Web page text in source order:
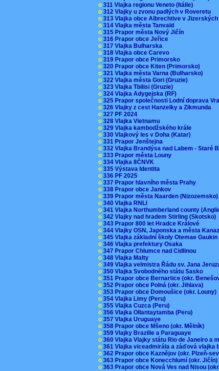
o 311 Vlajka regionu Veneto (Itálie)
o 312 Vlajky u zvonu padlých v Roveretu
o 313 Vlajka obce Albrechtive v
o 314 Vlajka města Tanvald
o 315 Prapor města Nový Jičín
o 316 Prapor obce Jeřice
o 317 Vlajka Bulharska
o 318 Vlajka obce Carevo
o 319 Prapor obce Primorsko
o 320 Prapor obce Kiten (Primorsko)
o 321 Vlajka města Varna (Bulharsko)
o 322 Vlajka města Gori (Gruzie)
o 323 Vlajka Tbilisi (Gruzie)
o 324 Vlajka Adygejska (RF)
o 325 Prapor společnosti Lodní doprava
o 326 Vlajky z cest Hanzelky a Zikmunda
o 327 PF 2024
o 328 Vlajka Vietnamu
o 329 Vlajka kambodžského krále
o 330 Vlajkový les v Doha (Katar)
o 331 Prapor Jenštejna
o 332 Vlajka Brandýsa nad Labem - Staré
o 333 Prapor města Louny
o 334 Vlajka 8ČNVK
o 335 Výstava Identita
o 336 PF 2025
o 337 Prapor hlavního města Prahy
o 338 Prapor obce Jankov
o 339 Prapor města Naarden
o 340 Vlajka RNLI
o 341 Vlajka Northumberland county
o 342 Vlajky nad hradem Stirling (Skotsko)
o 343 Prapor 800 let Hradce Králové
o 344 Vlajky OSN, Japonska a města
o 345 Vlajka základní školy Otemae
o 346 Vlajka prefektury Osaka
o 347 Prapor Chlumce nad Cidlinou
o 348 Vlajka Malty
o 349 Vlajka velmistra Řádu sv. Jana
o 350 Vlajka Svobodného státu Sasko
o 351 Prapor obce Bernartice (okr.
o 352 Prapor obce Polná (okr. Jihlava)
o 353 Prapor obce Domoušice (okr. Louny)
o 354 Vlajka Limy (Peru)
o 355 Vlajka Cuzca (Peru)
o 356 Vlajka Ollantaytamba (Peru)
o 357 Vlajka Uruguaye
o 358 Prapor obce Mšeno (okr. Mělník)
o 359 Vlajky Brazilie a Paraguaye
o 360 Vlajka Vlajky státu Rio de Janeiro a
o 361 Vlajka viceadmirála a záďová
o 362 Prapor obce Kaznějov (okr. Plzeň-
o 363 Prapor obce Konecchlumí (okr.
o 363 Prapor obce Nová Ves nad Nisou